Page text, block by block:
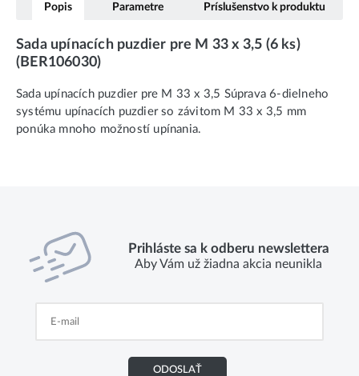
Popis Parametre Príslušenstvo k produktu
Sada upínacích puzdier pre M 33 x 3,5 (6 ks)
(BER106030)
Sada upínacích puzdier pre M 33 x 3,5 Súprava 6-dielneho
systému upínacích puzdier so závitom M 33 x 3,5 mm
ponúka mnoho možností upínania.
Prihláste sa k odberu newslettera
Aby Vám už žiadna akcia neunikla
ODOSLAŤ